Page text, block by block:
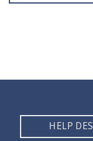
HELP